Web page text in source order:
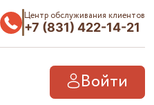
Центр обслуживания клиентов
+7 (831) 422-14-21
Войти